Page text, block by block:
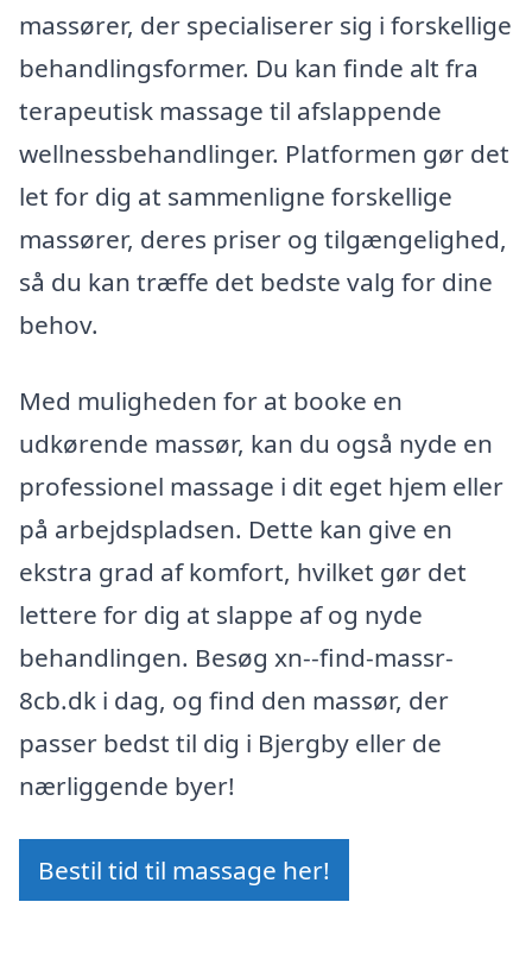
massører, der specialiserer sig i forskellige
behandlingsformer. Du kan finde alt fra
terapeutisk massage til afslappende
wellnessbehandlinger. Platformen gør det
let for dig at sammenligne forskellige
massører, deres priser og tilgængelighed,
så du kan træffe det bedste valg for dine
behov.
Med muligheden for at booke en
udkørende massør, kan du også nyde en
professionel massage i dit eget hjem eller
på arbejdspladsen. Dette kan give en
ekstra grad af komfort, hvilket gør det
lettere for dig at slappe af og nyde
behandlingen. Besøg xn--find-massr-
8cb.dk i dag, og find den massør, der
passer bedst til dig i Bjergby eller de
nærliggende byer!
Bestil tid til massage her!